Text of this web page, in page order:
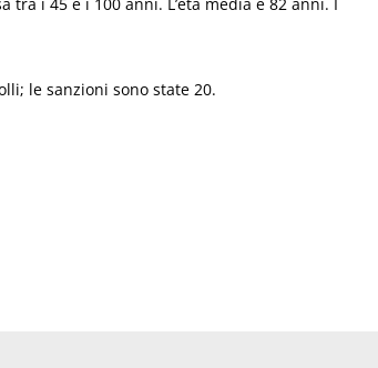
le sanzioni sono state 20.